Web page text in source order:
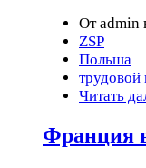
От admin
ZSP
Польша
трудовой
Читать
Франция